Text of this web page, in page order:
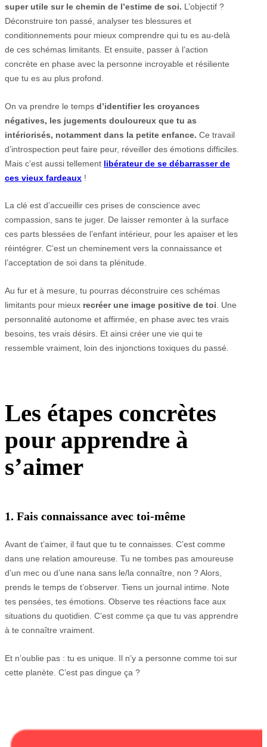
super utile sur le chemin de l’estime de soi. L’objectif ?
Déconstruire ton passé, analyser tes blessures et
conditionnements pour mieux comprendre qui tu es au-delà
de ces schémas limitants. Et ensuite, passer à l’action
concrète en phase avec la personne incroyable et résiliente
que tu es au plus profond.
On va prendre le temps d’identifier les croyances
négatives, les jugements douloureux que tu as
intériorisés, notamment dans la petite enfance. Ce travail
d’introspection peut faire peur, réveiller des émotions difficiles.
Mais c’est aussi tellement libérateur de se débarrasser de
ces vieux fardeaux !
La clé est d’accueillir ces prises de conscience avec
compassion, sans te juger. De laisser remonter à la surface
ces parts blessées de l’enfant intérieur, pour les apaiser et les
réintégrer. C’est un cheminement vers la connaissance et
l’acceptation de soi dans ta plénitude.
Au fur et à mesure, tu pourras déconstruire ces schémas
limitants pour mieux recréer une image positive de toi. Une
personnalité autonome et affirmée, en phase avec tes vrais
besoins, tes vrais désirs. Et ainsi créer une vie qui te
ressemble vraiment, loin des injonctions toxiques du passé.
Les étapes concrètes
pour apprendre à
s’aimer
1. Fais connaissance avec toi-même
Avant de t’aimer, il faut que tu te connaisses. C’est comme
dans une relation amoureuse. Tu ne tombes pas amoureuse
d’un mec ou d’une nana sans le/la connaître, non ? Alors,
prends le temps de t’observer. Tiens un journal intime. Note
tes pensées, tes émotions. Observe tes réactions face aux
situations du quotidien. C’est comme ça que tu vas apprendre
à te connaître vraiment.
Et n’oublie pas : tu es unique. Il n’y a personne comme toi sur
cette planète. C’est pas dingue ça ?